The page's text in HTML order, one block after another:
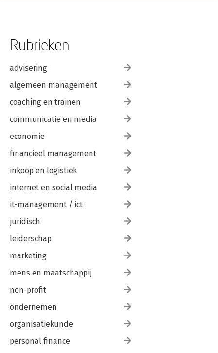
Rubrieken
advisering
algemeen management
coaching en trainen
communicatie en media
economie
financieel management
inkoop en logistiek
internet en social media
it-management / ict
juridisch
leiderschap
marketing
mens en maatschappij
non-profit
ondernemen
organisatiekunde
personal finance